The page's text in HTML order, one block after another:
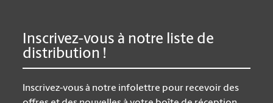
Inscrivez-vous à notre liste de
distribution !
Inscrivez-vous à notre infolettre pour recevoir des